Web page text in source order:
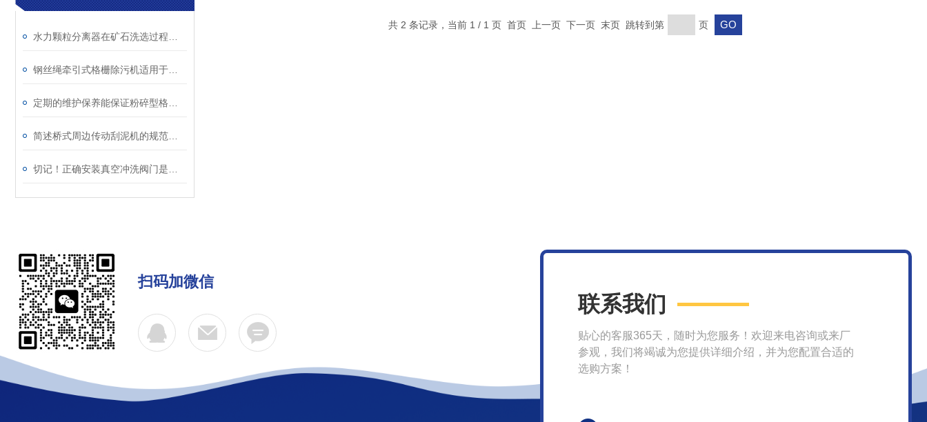
共 2 条记录，当前 1 / 1 页 首页 上一页 下一页 末页 跳转到第 页
扫码加微信
联系我们
贴心的客服365天，随时为您服务！欢迎来电咨询或来厂
参观，我们将竭诚为您提供详细介绍，并为您配置合适的
选购方案！